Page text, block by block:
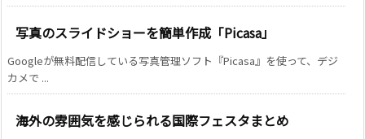
写真のスライドショーを簡単作成「Picasa」
Googleが無料配信している写真管理ソフト『Picasa』を使って、デジ
カメで ...
海外の雰囲気を感じられる国際フェスタまとめ